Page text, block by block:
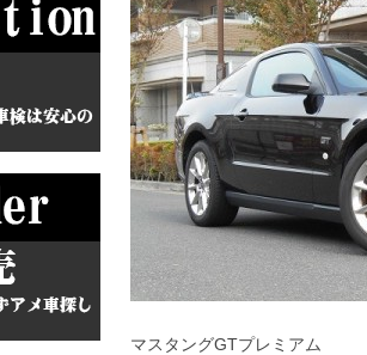
マスタングGTプレミアム